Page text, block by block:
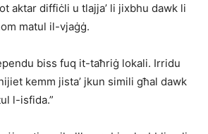
aktar diffiċli u tlajja’ li jixbhu dawk li
matul il-vjaġġ.
biss fuq it-taħriġ lokali. Irridu
kemm jista’ jkun simili għal dawk
l-isfida.”